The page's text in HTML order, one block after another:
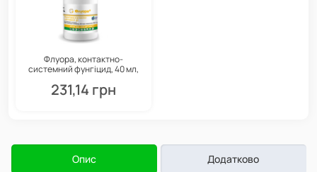
Флуора, контактно-
системний фунгіцид, 40 мл,
231,14 грн
Опис Додатково